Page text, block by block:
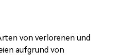
von verlorenen und
aufgrund von